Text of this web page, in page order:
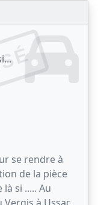
se rendre à
de la pièce
si ..... Au